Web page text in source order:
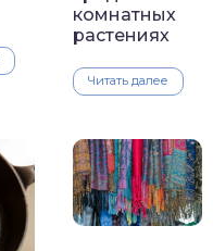
комнатных
растениях
Читать далее